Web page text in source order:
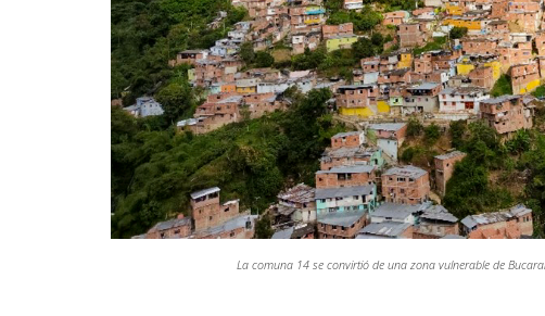
La comuna 14 se convirtió de una zona vulnerable de